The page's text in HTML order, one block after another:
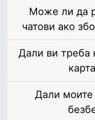
Може ли да
чатови ако
Дали ви треба
Дали моите